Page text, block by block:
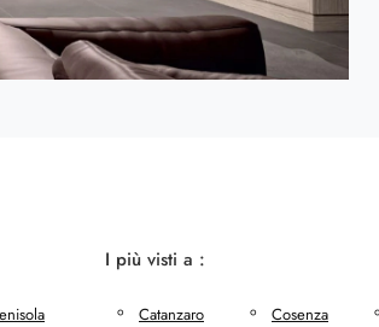
I più visti a :
Catanzaro Cosenza